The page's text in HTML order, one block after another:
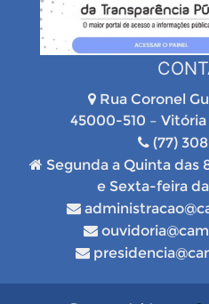
Rua Coronel
45000-510 –
(77)
Segunda a Quinta das
e Sexta-feira